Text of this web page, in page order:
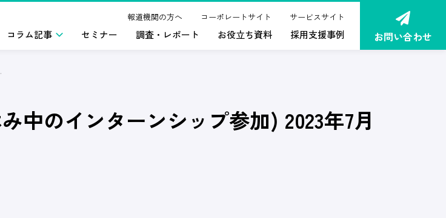
報道機関の方へ コーポレートサイト サービスサイト
コラム記事 セミナー 調査・レポート お役立ち資料 採用支援事例 お問い合わせ
年7月版
中のインターンシップ参加) 2023年7月